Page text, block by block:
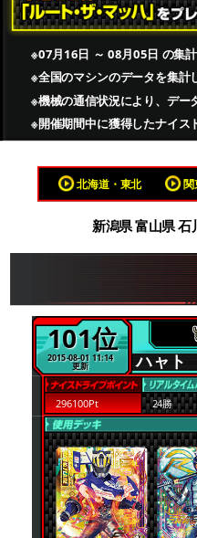
※07月16日 ～ 08月05日 の集計
※全国のマシンのデータを集計
※機械の通信状況により、デー
※開催期間中に獲得したナイス
北海道・東北 関
新潟県 富山県 石
101位
2015-08-01 11:14
更新 ハ
296100Pt 24勝